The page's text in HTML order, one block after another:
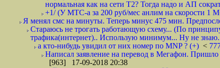
нормальная как на сети Т2? Тогда надо и АП
+1/ (У МТС-а за 200 руб/мес анлим на скорости 1
Я менял смс на минуты. Теперь минус 475 мин.
Стараюсь не трогать работающую схему... (По
трафика(интернет).. Использую минимум... Ну не
а кто-нибудь увидил от них номер по MNP ? (+) <
Написал заявление на перевод в Мегафон.
[963] 17-09-2018 20:38